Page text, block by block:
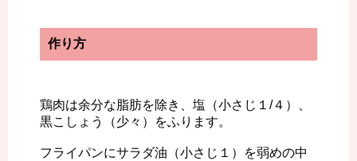
作り方
鶏肉は余分な脂肪を除き、塩（小さじ１/４）、
黒こしょう（少々）をふります。
フライパンにサラダ油（小さじ１）を弱めの中